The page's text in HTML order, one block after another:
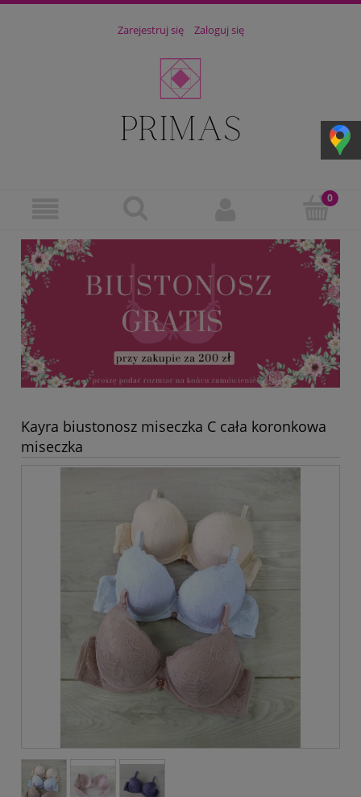
Zarejestruj się Zaloguj się
Kayra biustonosz miseczka C cała koronkowa
miseczka